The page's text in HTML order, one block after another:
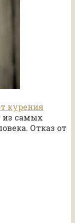
курения
из самых
Отказ от